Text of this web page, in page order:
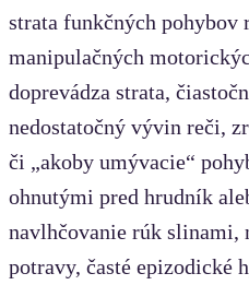
strata funkčných pohybov
manipulačných
doprevádza strata,
nedostatočný vývin reči,
či „akoby umývacie“
ohnutými pred hrudník
navlhčovanie rúk slinami,
potravy, časté epizodické